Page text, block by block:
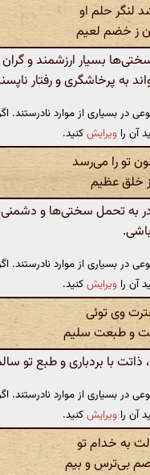
لنگر حلم او
ز خضم لعیم
بسیار ارزشمند و
به پرخاشگری و رفتار
بسیاری از موارد نادرستند.
آن را ویرایشکنید.
تو را می‌رسد
خلق عظیم
به تحمل سختی‌ها و
بسیاری از موارد نادرستند.
آن را ویرایشکنید.
وی توئی
و طبعت سلیم
با بردباری و طبع تو
بسیاری از موارد نادرستند.
آن را ویرایشکنید.
به خدام تو
بی‌ترس و بیم